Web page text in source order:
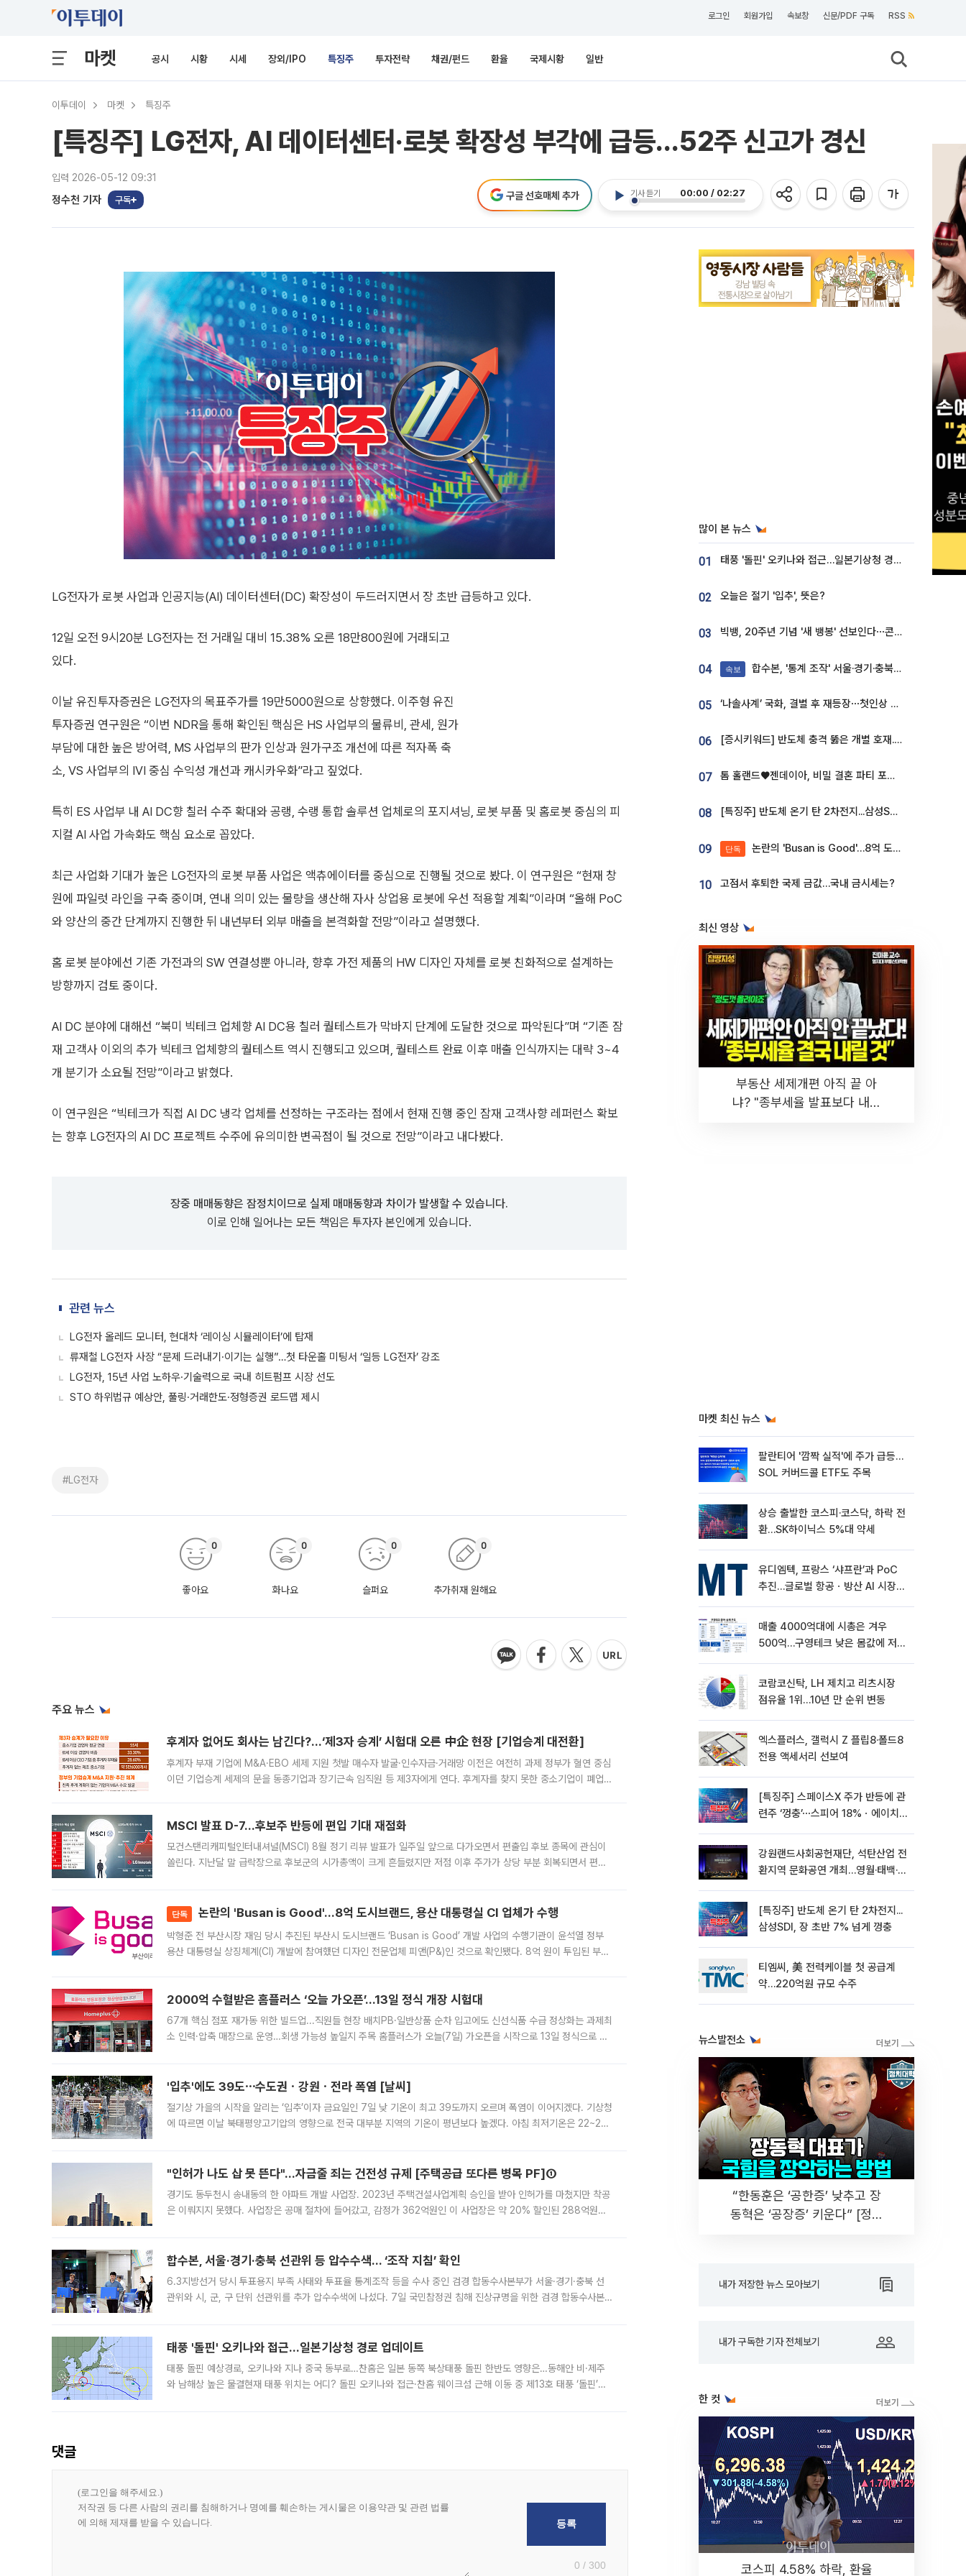
로그인 회원가입 속보창 신문/PDF 구독 RSS
마켓 공시 시황 시세 장외/IPO 특징주 투자전략 채권/펀드 환율 국제시황 일반
이투데이 마켓 특징주
[특징주] LG전자, AI 데이터센터‧로봇 확장성 부각에 급등…52주 신고가 경신
입력 2026-05-12 09:31
정수천 기자 구독
기사 듣기 00:00 / 02:27
구글 선호매체 추가
LG전자가 로봇 사업과 인공지능(AI) 데이터센터(DC) 확장성이 두드러지면서 장 초반 급등하고 있다.
12일 오전 9시20분 LG전자는 전 거래일 대비 15.38% 오른 18만800원에 거래되고
있다.
이날 유진투자증권은 LG전자의 목표주가를 19만5000원으로 상향했다. 이주형 유진
투자증권 연구원은 “이번 NDR을 통해 확인된 핵심은 HS 사업부의 물류비, 관세, 원가
부담에 대한 높은 방어력, MS 사업부의 판가 인상과 원가구조 개선에 따른 적자폭 축
소, VS 사업부의 IVI 중심 수익성 개선과 캐시카우화”라고 짚었다.
특히 ES 사업부 내 AI DC향 칠러 수주 확대와 공랭, 수랭 통합 솔루션 업체로의 포지셔닝, 로봇 부품 및 홈로봇 중심의 피
지컬 AI 사업 가속화도 핵심 요소로 꼽았다.
최근 사업화 기대가 높은 LG전자의 로봇 부품 사업은 액츄에이터를 중심으로 진행될 것으로 봤다. 이 연구원은 “현재 창
원에 파일럿 라인을 구축 중이며, 연내 의미 있는 물량을 생산해 자사 상업용 로봇에 우선 적용할 계획”이라며 “올해 PoC
와 양산의 중간 단계까지 진행한 뒤 내년부터 외부 매출을 본격화할 전망”이라고 설명했다.
홈 로봇 분야에선 기존 가전과의 SW 연결성뿐 아니라, 향후 가전 제품의 HW 디자인 자체를 로봇 친화적으로 설계하는
방향까지 검토 중이다.
AI DC 분야에 대해선 “북미 빅테크 업체향 AI DC용 칠러 퀄테스트가 막바지 단계에 도달한 것으로 파악된다”며 “기존 잠
재 고객사 이외의 추가 빅테크 업체향의 퀄테스트 역시 진행되고 있으며, 퀄테스트 완료 이후 매출 인식까지는 대략 3~4
개 분기가 소요될 전망”이라고 밝혔다.
이 연구원은 “빅테크가 직접 AI DC 냉각 업체를 선정하는 구조라는 점에서 현재 진행 중인 잠재 고객사향 레퍼런스 확보
는 향후 LG전자의 AI DC 프로젝트 수주에 유의미한 변곡점이 될 것으로 전망”이라고 내다봤다.
장중 매매동향은 잠정치이므로 실제 매매동향과 차이가 발생할 수 있습니다.
이로 인해 일어나는 모든 책임은 투자자 본인에게 있습니다.
관련 뉴스
LG전자 올레드 모니터, 현대차 ‘레이싱 시뮬레이터’에 탑재
류재철 LG전자 사장 “문제 드러내기·이기는 실행”…첫 타운홀 미팅서 ‘일등 LG전자’ 강조
LG전자, 15년 사업 노하우·기술력으로 국내 히트펌프 시장 선도
STO 하위법규 예상안, 풀링·거래한도·정형증권 로드맵 제시
#LG전자
좋아요
0
화나요
0
슬퍼요
0
추가취재 원해요
0
주요 뉴스
후계자 없어도 회사는 남긴다?…‘제3자 승계’ 시험대 오른 中企 현장 [기업승계 대전환]
후계자 부재 기업에 M&A·EBO 세제 지원 첫발 매수자 발굴·인수자금·거래망 이전은 여전히 과제 정부가 혈연 중심
이던 기업승계 세제의 문을 동종기업과 장기근속 임직원 등 제3자에게 연다. 후계자를 찾지 못한 중소기업이 폐업
MSCI 발표 D-7…후보주 반등에 편입 기대 재점화
모건스탠리캐피털인터내셔널(MSCI) 8월 정기 리뷰 발표가 일주일 앞으로 다가오면서 편출입 후보 종목에 관심이
쏠린다. 지난달 말 급락장으로 후보군의 시가총액이 크게 흔들렸지만 저점 이후 주가가 상당 부분 회복되면서 편입
단독 논란의 'Busan is Good'…8억 도시브랜드, 용산 대통령실 CI 업체가 수행
박형준 전 부산시장 재임 당시 추진된 부산시 도시브랜드 ‘Busan is Good’ 개발 사업의 수행기관이 윤석열 정부
용산 대통령실 상징체계(CI) 개발에 참여했던 디자인 전문업체 피앤(P&)인 것으로 확인됐다. 8억 원이 투입된 부산
2000억 수혈받은 홈플러스 ‘오늘 가오픈’...13일 정식 개장 시험대
67개 핵심 점포 재가동 위한 빌드업...직원들 현장 배치PB·일반상품 순차 입고에도 신선식품 수급 정상화는 과제최
소 인력·압축 매장으로 운영…회생 가능성 높일지 주목 홈플러스가 오늘(7일) 가오픈을 시작으로 13일 정식으로 재
'입추'에도 39도⋯수도권ㆍ강원ㆍ전라 폭염 [날씨]
절기상 가을의 시작을 알리는 ‘입추’이자 금요일인 7일 낮 기온이 최고 39도까지 오르며 폭염이 이어지겠다. 기상청
에 따르면 이날 북태평양고기압의 영향으로 전국 대부분 지역의 기온이 평년보다 높겠다. 아침 최저기온은 22~27
"인허가 나도 삽 못 뜬다"…자금줄 죄는 건전성 규제 [주택공급 또다른 병목 PF]①
경기도 동두천시 송내동의 한 아파트 개발 사업장. 2023년 주택건설사업계획 승인을 받아 인허가를 마쳤지만 착공
은 이뤄지지 못했다. 사업장은 공매 절차에 들어갔고, 감정가 362억원인 이 사업장은 약 20% 할인된 288억원에
합수본, 서울·경기·충북 선관위 등 압수수색… ‘조작 지침’ 확인
6.3지방선거 당시 투표용지 부족 사태와 투표율 통계조작 등을 수사 중인 검경 합동수사본부가 서울·경기·충북 선
관위와 시, 군, 구 단위 선관위를 추가 압수수색에 나섰다. 7일 국민참정권 침해 진상규명을 위한 검경 합동수사본
태풍 '돌핀' 오키나와 접근…일본기상청 경로 업데이트
태풍 돌핀 예상경로, 오키나와 지나 중국 동부로…찬홈은 일본 동쪽 북상태풍 돌핀 한반도 영향은…동해안 비·제주
와 남해상 높은 물결현재 태풍 위치는 어디? 돌핀 오키나와 접근·찬홈 웨이크섬 근해 이동 중 제13호 태풍 ‘돌핀’이
댓글
0 / 300
많이 본 뉴스
01 태풍 '돌핀' 오키나와 접근…일본기상청 경로 업데이트
02 오늘은 절기 '입추', 뜻은?
03 빅뱅, 20주년 기념 '새 뱅봉' 선보인다⋯콘서트 앞두고 팝업 개최
04 속보 합수본, '통계 조작' 서울·경기·충북 선관위 등 추가 압수수색
05 ‘나솔사계’ 국화, 결별 후 재등장⋯첫인상 투표 휩쓸고 ‘인기녀’ 등극
06 [증시키워드] 반도체 충격 뚫은 개별 호재...포스코퓨처엠·에코프로·한화솔루션 '눈길'
07 톰 홀랜드♥젠데이아, 비밀 결혼 파티 포착⋯호텔 대관비만 9억
08 [특징주] 반도체 온기 탄 2차전지...삼성SDI, 장 초반 7% 넘게 껑충
09 단독 논란의 'Busan is Good'…8억 도시브랜드, 용산 대통령실 CI 업체가 수행
10 고점서 후퇴한 국제 금값…국내 금시세는?
최신 영상
부동산 세제개편 아직 끝 아
냐? "종부세율 발표보다 내릴
마켓 최신 뉴스
팔란티어 '깜짝 실적'에 주가 급등…
SOL 커버드콜 ETF도 주목
상승 출발한 코스피·코스닥, 하락 전
환…SK하이닉스 5%대 약세
유디엠텍, 프랑스 ‘샤프란’과 PoC
추진…글로벌 항공ㆍ방산 AI 시장
매출 4000억대에 시총은 겨우
500억…구영테크 낮은 몸값에 저가
코람코신탁, LH 제치고 리츠시장
점유율 1위…10년 만 순위 변동
엑스플러스, 갤럭시 Z 플립8·폴드8
전용 액세서리 선보여
[특징주] 스페이스X 주가 반등에 관
련주 ‘껑충’⋯스피어 18%ㆍ에이치
강원랜드사회공헌재단, 석탄산업 전
환지역 문화공연 개최…영월·태백·삼
[특징주] 반도체 온기 탄 2차전지...
삼성SDI, 장 초반 7% 넘게 껑충
티엠씨, 美 전력케이블 첫 공급계
약…220억원 규모 수주
뉴스발전소
“한동훈은 ‘공한증’ 낮추고 장
동혁은 ‘공장증’ 키운다” [정치
내가 저장한 뉴스 모아보기
내가 구독한 기자 전체보기
한 컷
코스피 4.58% 하락, 환율